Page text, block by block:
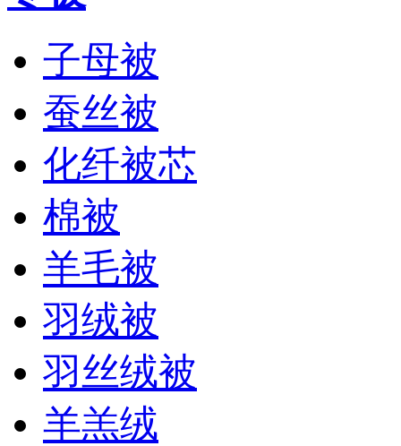
子母被
蚕丝被
化纤被芯
棉被
羊毛被
羽绒被
羽丝绒被
羊羔绒